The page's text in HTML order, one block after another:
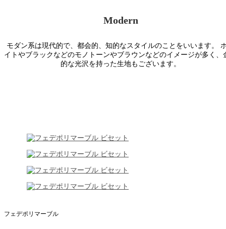
Modern
モダン系は現代的で、都会的、知的なスタイルのことをいいます。
イトやブラックなどのモノトーンやブラウンなどのイメージが多く、
的な光沢を持った生地もございます。
フェデポリマーブル